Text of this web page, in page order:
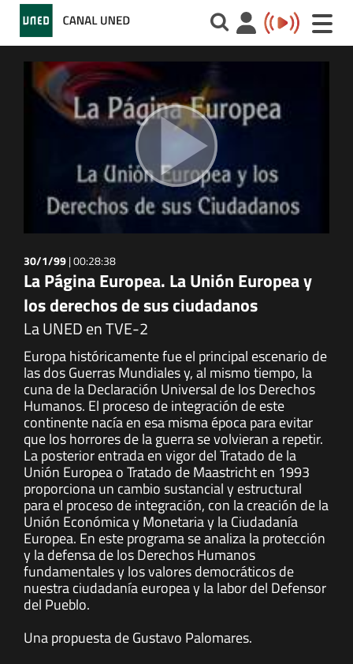
Toggle
30/1/99|00:28:38
La Página Europea. La Unión Europea y
los derechos de sus ciudadanos
La UNED en TVE-2
Europa históricamente fue el principal escenario de
las dos Guerras Mundiales y, al mismo tiempo, la
cuna de la Declaración Universal de los Derechos
Humanos. El proceso de integración de este
continente nacía en esa misma época para evitar
que los horrores de la guerra se volvieran a repetir.
La posterior entrada en vigor del Tratado de la
Unión Europea o Tratado de Maastricht en 1993
proporciona un cambio sustancial y estructural
para el proceso de integración, con la creación de la
Unión Económica y Monetaria y la Ciudadanía
Europea. En este programa se analiza la protección
y la defensa de los Derechos Humanos
fundamentales y los valores democráticos de
nuestra ciudadanía europea y la labor del Defensor
del Pueblo.
Una propuesta de Gustavo Palomares.